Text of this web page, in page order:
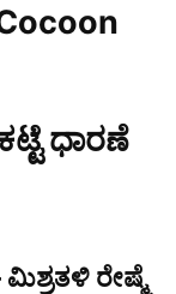
ಧಾರಣೆ
ರೇಷ್ಮೆ